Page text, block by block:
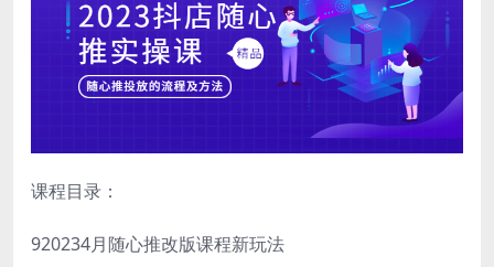
课程目录：
920234月随心推改版课程新玩法